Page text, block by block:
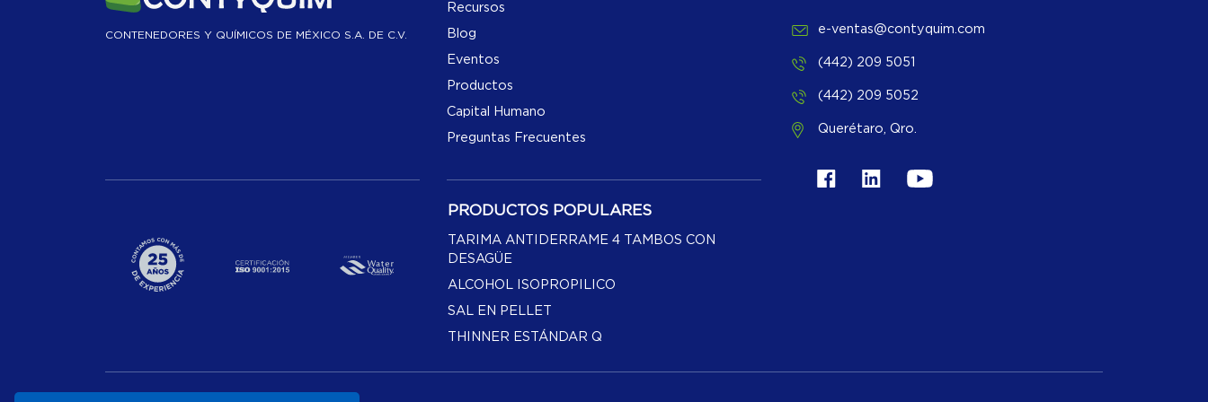
CONTENEDORES Y QUÍMICOS DE MÉXICO S.A. DE C.V.
Recursos
Blog
Eventos
Productos
Capital Humano
Preguntas Frecuentes
PRODUCTOS POPULARES
TARIMA ANTIDERRAME 4 TAMBOS CON
DESAGÜE
ALCOHOL ISOPROPILICO
SAL EN PELLET
THINNER ESTÁNDAR Q
e-ventas@contyquim.com
(442) 209 5051
(442) 209 5052
Querétaro, Qro.